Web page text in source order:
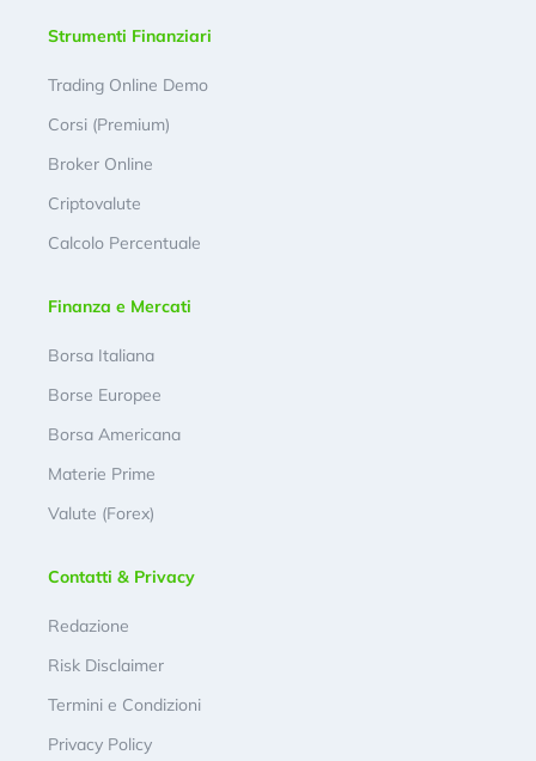
Strumenti Finanziari
Trading Online Demo
Corsi (Premium)
Broker Online
Criptovalute
Calcolo Percentuale
Finanza e Mercati
Borsa Italiana
Borse Europee
Borsa Americana
Materie Prime
Valute (Forex)
Contatti & Privacy
Redazione
Risk Disclaimer
Termini e Condizioni
Privacy Policy